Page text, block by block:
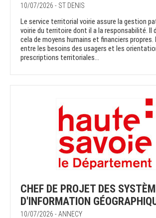
10/07/2026 - ST DENIS
Le service territorial voirie assure la gestion
voirie du territoire dont il a la responsabilité. Il
cela de moyens humains et financiers propres.
entre les besoins des usagers et les
prescriptions territoriales...
CHEF DE PROJET DES
D'INFORMATION
10/07/2026 - ANNECY